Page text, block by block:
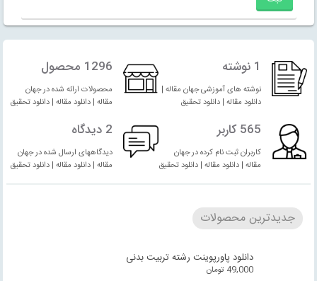
1 نوشته
نوشته های آموزشی جهان مقاله |
دانلود مقاله | دانلود تحقیق
1296 محصول
محصولات ارائه شده در جهان
مقاله | دانلود مقاله | دانلود تحقیق
565 کاربر
کاربران ثبت نام کرده در جهان
مقاله | دانلود مقاله | دانلود تحقیق
2 دیدگاه
دیدگاههای ارسال شده در جهان
مقاله | دانلود مقاله | دانلود تحقیق
جدیدترین محصولات
دانلود پاورپوینت رشته تربیت بدنی
49,000 تومان